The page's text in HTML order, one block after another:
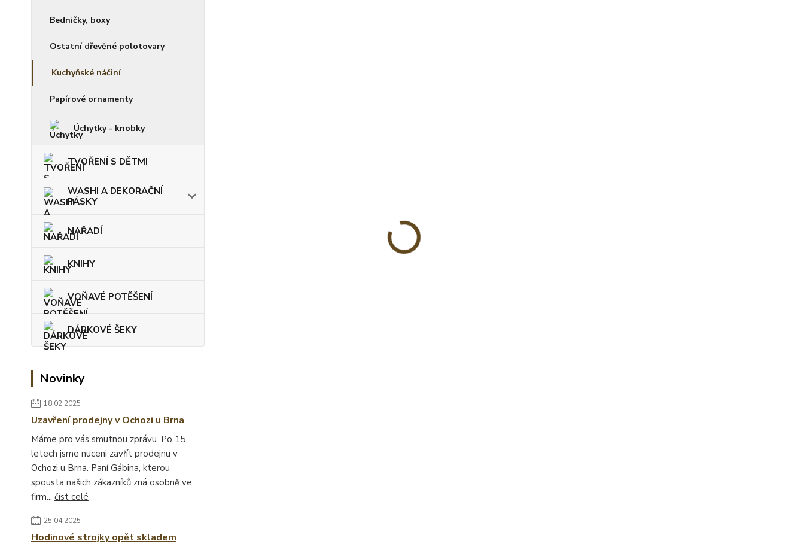
Bedničky, boxy
Ostatní dřevěné polotovary
Kuchyňské náčiní
Papírové ornamenty
Úchytky - knobky
TVOŘENÍ S DĚTMI
WASHI A DEKORAČNÍ
PÁSKY
NAŘADÍ
KNIHY
VOŇAVÉ POTĚŠENÍ
DÁRKOVÉ ŠEKY
Novinky
18.02.2025
Uzavření prodejny v Ochozi u Brna
Máme pro vás smutnou zprávu. Po 15
letech jsme nuceni zavřít prodejnu v
Ochozi u Brna. Paní Gábina, kterou
spousta našich zákazníků zná osobně ve
firm... číst celé
25.04.2025
Hodinové strojky opět skladem